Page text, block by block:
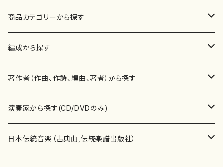
商品カテゴリーから探す
楽譜
書籍
書籍
テキストブック
CD・DVD
チケット
編成から探す
邦楽器
箏・琴（ソロ）
箏・琴（合奏）
合唱
混声合唱
歌・声
著作者（作曲、作詩、編曲、著者）から探す
あ行
青木省三(アオキ ショウゾウ)
か行
演奏家から探す(CD/DVDのみ)
邦楽（箏、三味線、尺八等）演奏家
日本伝統音楽（古典曲,伝統楽譜出版社）